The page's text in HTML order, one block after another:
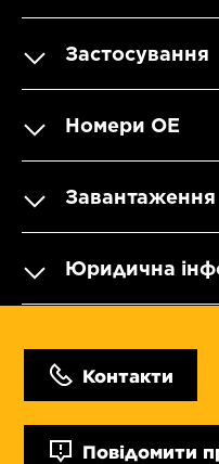
Застосування
Номери OE
Завантаження
Юридична
Контакти
Повідомити